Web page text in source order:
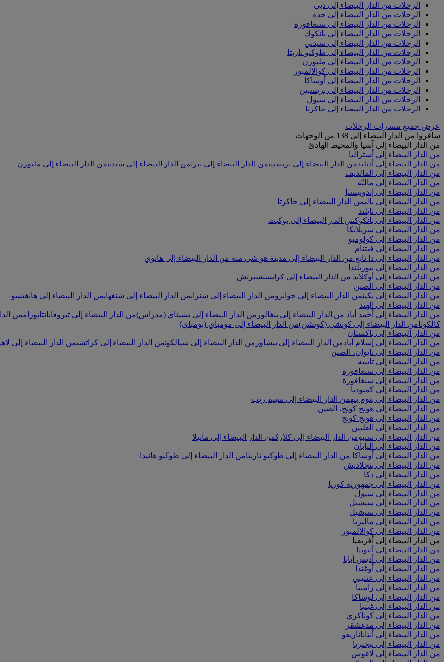
الرحلات من الدار البيضاء إلى دبي
الرحلات من الدار البيضاء إلى جدة
الرحلات من الدار البيضاء إلى سنغافورة
الرحلات من الدار البيضاء إلى بانكوك
الرحلات من الدار البيضاء إلى سيدني
الرحلات من الدار البيضاء إلى طوكيو ناريتا
الرحلات من الدار البيضاء إلى ملبورن
الرحلات من الدار البيضاء إلى كوالالمبور
الرحلات من الدار البيضاء إلى أوساكا
الرحلات من الدار البيضاء إلى بريسبين
الرحلات من الدار البيضاء إلى سيول
الرحلات من الدار البيضاء إلى جاكرتا
عرض جميع مسارات الرحلات
سافروا من الدار البيضاء إلى 138 من الوجهات
من الدار البيضاء إلى آسيا والمحيط الهادئ
من الدار البيضاء إلى أستراليا
من الدار البيضاء إلى أديليدمن الدار البيضاء إلى بريسبينمن الدار البيضاء إلى بيرثمن الدار البيضاء إلى سيدنيمن الدار البيضاء إلى ملبورن
من الدار البيضاء إلى المالديف
من الدار البيضاء إلى ماليّه
من الدار البيضاء إلى إندونيسيا
من الدار البيضاء إلى باليمن الدار البيضاء إلى جاكرتا
من الدار البيضاء إلى تايلند
من الدار البيضاء إلى بانكوكمن الدار البيضاء إلى بوكيت
من الدار البيضاء إلى سريلانكا
من الدار البيضاء إلى كولومبو
من الدار البيضاء إلى فيتنام
من الدار البيضاء إلى دا نانغ من الدار البيضاء إلى مدينة هو شي منه من الدار البيضاء إلى هانوي
من الدار البيضاء إلى نيوزيلندا
من الدار البيضاء إلى أوكلاند من الدار البيضاء إلى كرايستشيرتش
من الدار البيضاء إلى الصين
من الدار البيضاء إلى بكينمن الدار البيضاء إلى جوانزومن الدار البيضاء إلى شنزانمن الدار البيضاء إلى شنغهايمن الدار البيضاء إلى هانغتشو
من الدار البيضاء إلى الهند
من الدار البيضاء إلى أحمد أباد من الدار البيضاء إلى بنغالور من الدار البيضاء إلى تشيناي (مدراس)من الدار البيضاء إلى ثيروفانانثابوراممن
كالكوتامن الدار البيضاء إلى كوتشي (كوتشن)من الدار البيضاء إلى مومباي (بومباي)
من الدار البيضاء إلى باكستان
من الدار البيضاء إلى إسلام آبادمن الدار البيضاء إلى بيشاور من الدار البيضاء إلى سيالكوتمن الدار البيضاء إلى كراتشيمن الدار البيضاء إلى
من الدار البيضاء إلى تايوان، الصين
من الدار البيضاء إلى تايبيه
من الدار البيضاء إلى سنغافورة
من الدار البيضاء إلى سنغافورة
من الدار البيضاء إلى كمبوديا
من الدار البيضاء إلى بنوم بنهمن الدار البيضاء إلى سييم ريب
من الدار البيضاء إلى هونج كونج، الصين
من الدار البيضاء إلى هونج كونج
من الدار البيضاء إلى الفلبين
من الدار البيضاء إلى سيبومن الدار البيضاء إلى كلاركمن الدار البيضاء إلى مانيلا
من الدار البيضاء إلى اليابان
من الدار البيضاء إلى أوساكا من الدار البيضاء إلى طوكيو ناريتامن الدار البيضاء إلى طوكيو هانيدا
من الدار البيضاء إلى بنجلاديش
من الدار البيضاء إلى دكا
من الدار البيضاء إلى جمهورية كوريا
من الدار البيضاء إلى سيول
من الدار البيضاء إلى سيشيل
من الدار البيضاء إلى سيشيل
من الدار البيضاء إلى ماليزيا
من الدار البيضاء إلى كوالالمبور
من الدار البيضاء إلى أفريقيا
من الدار البيضاء إلى أثيوبيا
من الدار البيضاء إلى أديس أبابا
من الدار البيضاء إلى أوغندا
من الدار البيضاء إلى عنتيبي
من الدار البيضاء إلى زامبيا
من الدار البيضاء إلى لوساكا
من الدار البيضاء إلى غينيا
من الدار البيضاء إلى كوناكري
من الدار البيضاء إلى مدغشقر
من الدار البيضاء إلى أنتاناناريفو
من الدار البيضاء إلى نيجيريا
من الدار البيضاء إلى لاغوس